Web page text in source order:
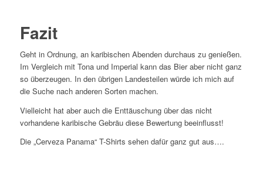
Fazit
Geht in Ordnung, an karibischen Abenden durchaus zu genießen.
Im Vergleich mit Tona und Imperial kann das Bier aber nicht ganz
so überzeugen. In den übrigen Landesteilen würde ich mich auf
die Suche nach anderen Sorten machen.
Vielleicht hat aber auch die Enttäuschung über das nicht
vorhandene karibische Gebräu diese Bewertung beeinflusst!
Die „Cerveza Panama“ T-Shirts sehen dafür ganz gut aus….